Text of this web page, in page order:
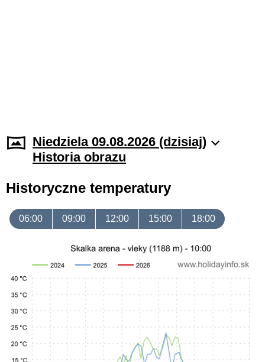
Niedziela 09.08.2026 (dzisiaj)
Historia obrazu
Historyczne temperatury
06:00 09:00 12:00 15:00 18:00